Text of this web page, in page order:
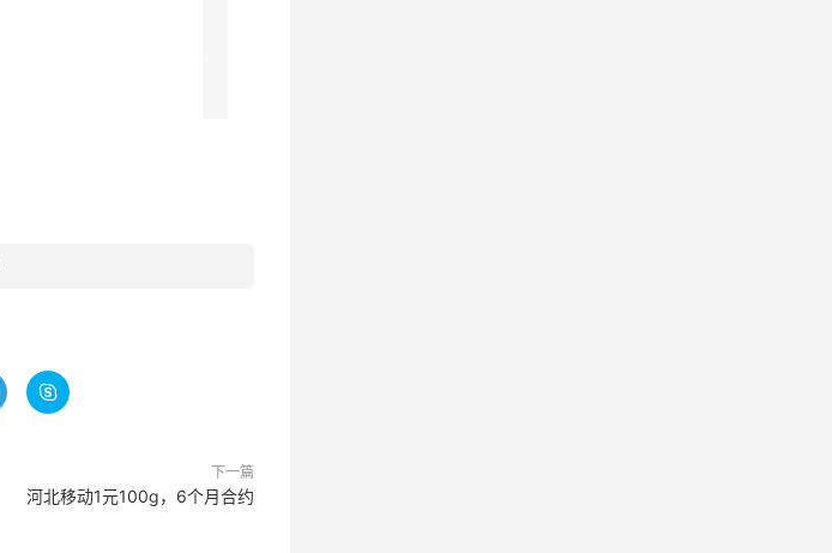

下一篇
河北移动1元100g，6个月合约